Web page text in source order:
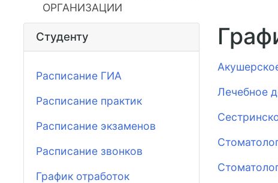
ОРГАНИЗАЦИИ
Лечебное
Студенту
Расписание ГИА
Расписание практик
Расписание экзаменов
Расписание звонков
График отработок